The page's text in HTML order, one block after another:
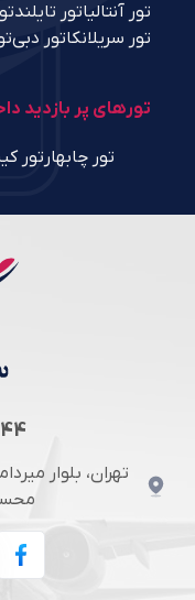
تور آنتالیاتور تایلند
تور سریلانکاتور دبی
تورهای پر بازدید
تور چابهار تور
تهران، بلوار
محسنی،